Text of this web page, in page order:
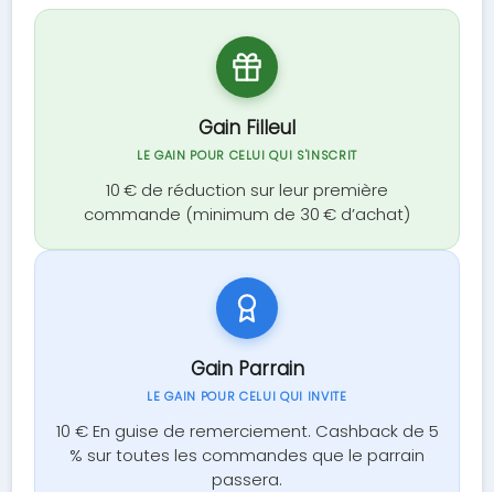
Gain Filleul
LE GAIN POUR CELUI QUI S'INSCRIT
10 € de réduction sur leur première
commande (minimum de 30 € d’achat)
Gain Parrain
LE GAIN POUR CELUI QUI INVITE
10 € En guise de remerciement. Cashback de 5
% sur toutes les commandes que le parrain
passera.